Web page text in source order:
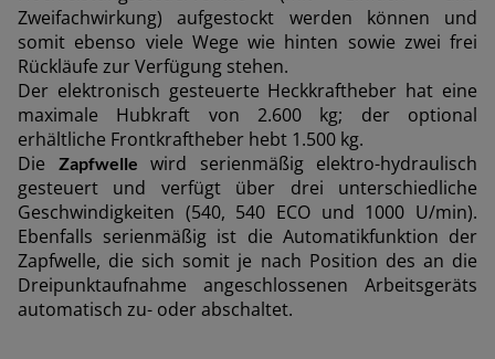
(Deutsch)
(Español)
(Français)
(Italiano)
(Português)
Schweiz (Deutsch)
East Europe (English)
(Français)
Zweifachwirkung) aufgestockt werden können und
somit ebenso viele Wege wie hinten sowie zwei frei
Rückläufe zur Verfügung stehen.
Der elektronisch gesteuerte Heckkraftheber hat eine
maximale Hubkraft von 2.600 kg; der optional
erhältliche Frontkraftheber hebt 1.500 kg.
Die
Zapfwelle
wird serienmäßig elektro-hydraulisch
gesteuert und verfügt über drei unterschiedliche
Geschwindigkeiten (540, 540 ECO und 1000 U/min).
Ebenfalls serienmäßig ist die Automatikfunktion der
Zapfwelle, die sich somit je nach Position des an die
Dreipunktaufnahme angeschlossenen Arbeitsgeräts
automatisch zu- oder abschaltet.